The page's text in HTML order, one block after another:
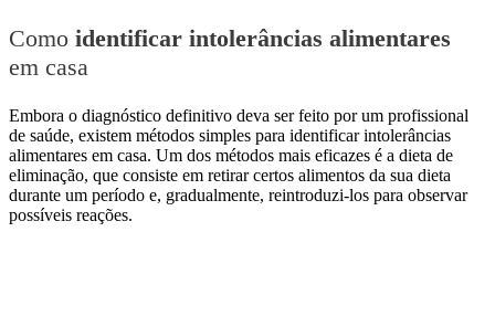
Como identificar intolerâncias alimentares
em casa
Embora o diagnóstico definitivo deva ser feito por um profissional
de saúde, existem métodos simples para identificar intolerâncias
alimentares em casa. Um dos métodos mais eficazes é a dieta de
eliminação, que consiste em retirar certos alimentos da sua dieta
durante um período e, gradualmente, reintroduzi-los para observar
possíveis reações.